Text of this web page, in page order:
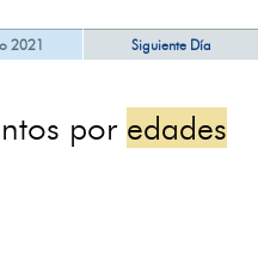
2021 Siguiente Día
por edades